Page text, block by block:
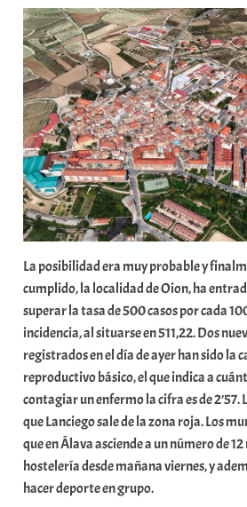
a
b
a
r
E
r
r
i
o
x
a
K
o
m
u
n
i
t
a
t
e
a
La posibilidad era muy probable y
cumplido, la localidad de Oion, ha
superar la tasa de 500 casos por cada
incidencia, al situarse en 511,22. Dos
registrados en el día de ayer han sido la
reproductivo básico, el que indica a
contagiar un enfermo la cifra es de
que Lanciego sale de la zona roja. Los
que en Álava asciende a un número de
hostelería desde mañana viernes, y
hacer deporte en grupo.